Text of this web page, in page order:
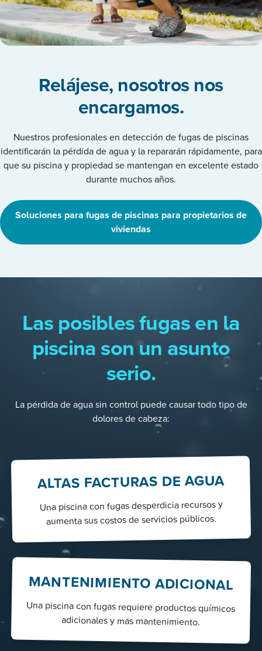
Relájese, nosotros nos
encargamos.
Nuestros profesionales en detección de fugas de piscinas
identificarán la pérdida de agua y la repararán rápidamente, para
que su piscina y propiedad se mantengan en excelente estado
durante muchos años.
Soluciones para fugas de piscinas para propietarios de
viviendas
Las posibles fugas en la
piscina son un asunto
serio.
La pérdida de agua sin control puede causar todo tipo de
dolores de cabeza:
ALTAS FACTURAS DE AGUA
Una piscina con fugas desperdicia recursos y
aumenta sus costos de servicios públicos.
MANTENIMIENTO ADICIONAL
Una piscina con fugas requiere productos químicos
adicionales y más mantenimiento.